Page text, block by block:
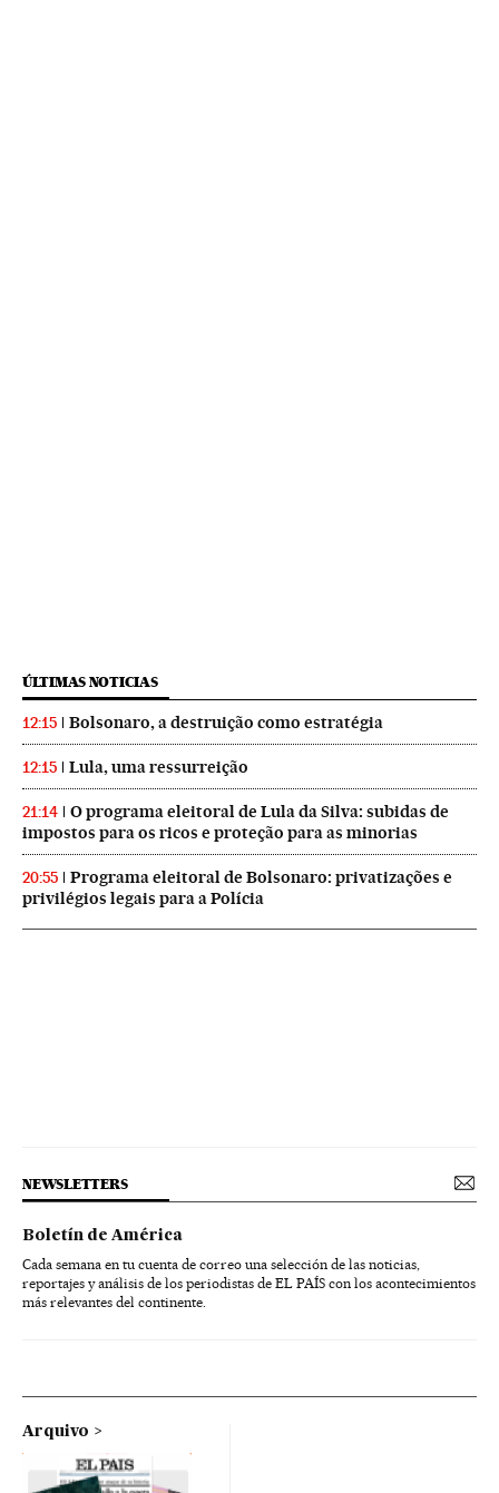
ÚLTIMAS NOTICIAS
12:15 Bolsonaro, a destruição como estratégia
12:15 Lula, uma ressurreição
21:14
O programa eleitoral de Lula da Silva: subidas de
impostos para os ricos e proteção para as minorias
20:55
Programa eleitoral de Bolsonaro: privatizações e
privilégios legais para a Polícia
NEWSLETTERS
Boletín de América
Cada semana en tu cuenta de correo una selección de las noticias,
reportajes y análisis de los periodistas de EL PAÍS con los acontecimientos
más relevantes del continente.
Arquivo